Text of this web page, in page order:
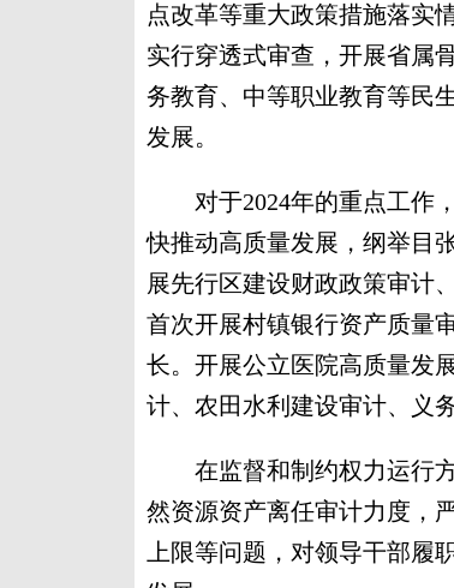
点改革等重大政策措施落实
实行穿透式审查，开展省属
务教育、中等职业教育等民
发展。
对于2024年的重点工作，
快推动高质量发展，纲举目
展先行区建设财政政策审计
首次开展村镇银行资产质量
长。开展公立医院高质量发
计、农田水利建设审计、义
在监督和制约权力运行方
然资源资产离任审计力度，
上限等问题，对领导干部履